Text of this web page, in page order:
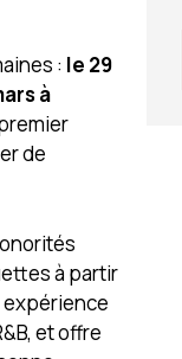
: le 29
à
de
à partir
expérience
et offre